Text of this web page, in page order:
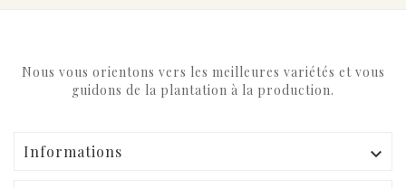
Nous vous orientons vers les meilleures variétés et vous
guidons de la plantation à la production.
Informations 